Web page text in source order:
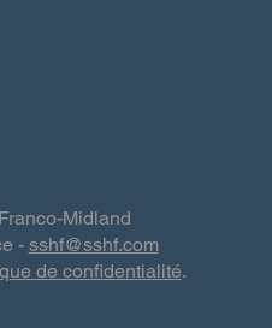
Midland
- sshf@sshf.com
de confidentialité.